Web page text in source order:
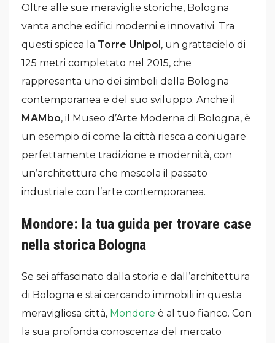
Oltre alle sue meraviglie storiche, Bologna
vanta anche edifici moderni e innovativi. Tra
questi spicca la Torre Unipol, un grattacielo di
125 metri completato nel 2015, che
rappresenta uno dei simboli della Bologna
contemporanea e del suo sviluppo. Anche il
MAMbo, il Museo d’Arte Moderna di Bologna, è
un esempio di come la città riesca a coniugare
perfettamente tradizione e modernità, con
un’architettura che mescola il passato
industriale con l’arte contemporanea.
Mondore: la tua guida per trovare case
nella storica Bologna
Se sei affascinato dalla storia e dall’architettura
di Bologna e stai cercando immobili in questa
meravigliosa città, Mondore è al tuo fianco. Con
la sua profonda conoscenza del mercato